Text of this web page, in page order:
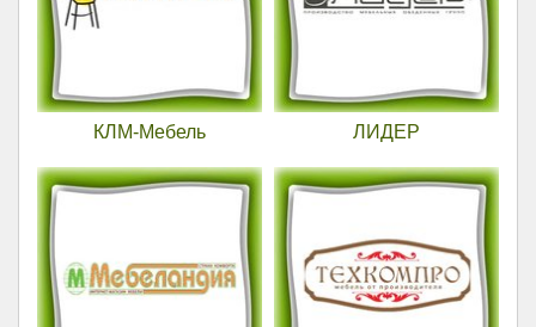
КЛМ-Мебель ЛИДЕР